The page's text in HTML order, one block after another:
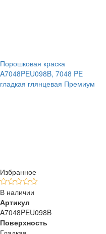
Порошковая краска
A7048PEU098B, 7048 PE
гладкая глянцевая Премиум
Избранное
В наличии
Артикул
A7048PEU098B
Поверхность